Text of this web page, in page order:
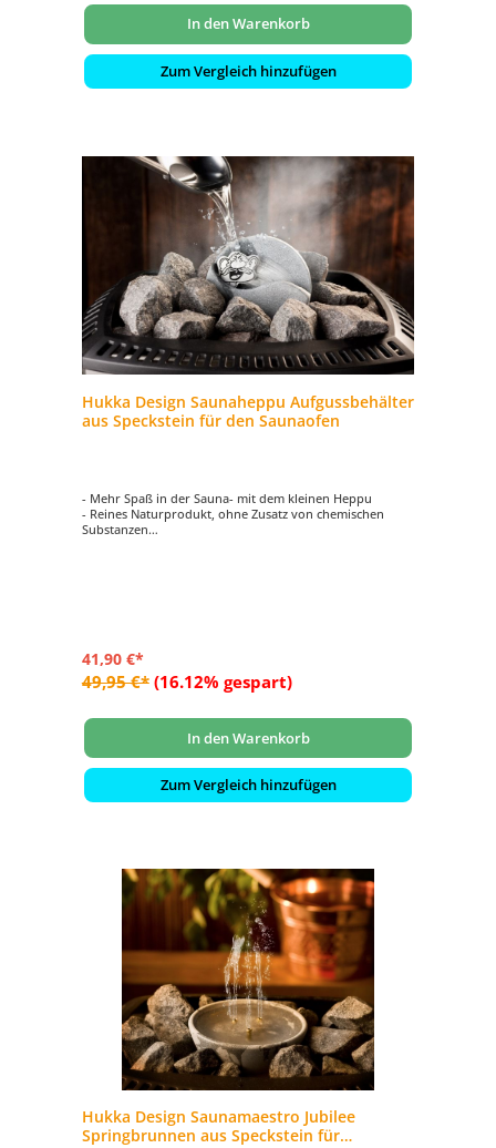
In den Warenkorb
Zum Vergleich hinzufügen
Hukka Design Saunaheppu Aufgussbehälter
aus Speckstein für den Saunaofen
- Mehr Spaß in der Sauna- mit dem kleinen Heppu
- Reines Naturprodukt, ohne Zusatz von chemischen
Substanzen
41,90 €*
49,95 €* (16.12% gespart)
In den Warenkorb
Zum Vergleich hinzufügen
Hukka Design Saunamaestro Jubilee
Springbrunnen aus Speckstein für